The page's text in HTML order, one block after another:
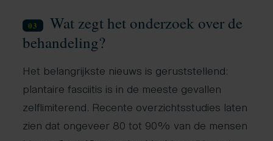
03
Wat zegt het onderzoek over de
behandeling?
Het belangrijkste nieuws is geruststellend:
plantaire fasciitis is in de meeste gevallen
zelflimiterend. Recente overzichtsstudies laten
zien dat ongeveer 80 tot 90% van de mensen